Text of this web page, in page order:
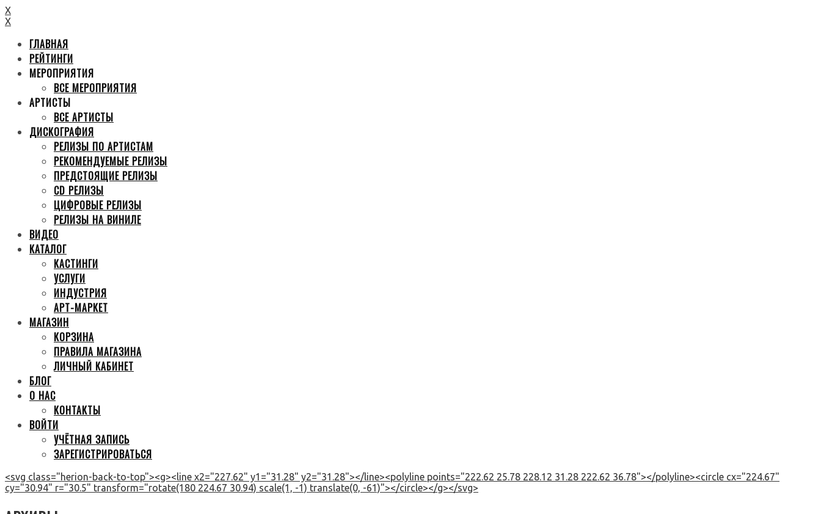
X
X
ГЛАВНАЯ
РЕЙТИНГИ
МЕРОПРИЯТИЯ
ВСЕ МЕРОПРИЯТИЯ
АРТИСТЫ
ВСЕ АРТИСТЫ
ДИСКОГРАФИЯ
РЕЛИЗЫ ПО АРТИСТАМ
РЕКОМЕНДУЕМЫЕ РЕЛИЗЫ
ПРЕДСТОЯЩИЕ РЕЛИЗЫ
CD РЕЛИЗЫ
ЦИФРОВЫЕ РЕЛИЗЫ
РЕЛИЗЫ НА ВИНИЛЕ
ВИДЕО
КАТАЛОГ
КАСТИНГИ
УСЛУГИ
ИНДУСТРИЯ
АРТ-МАРКЕТ
МАГАЗИН
КОРЗИНА
ПРАВИЛА МАГАЗИНА
ЛИЧНЫЙ КАБИНЕТ
БЛОГ
О НАС
КОНТАКТЫ
ВОЙТИ
УЧЁТНАЯ ЗАПИСЬ
ЗАРЕГИСТРИРОВАТЬСЯ
<svg class="herion-back-to-top"><g><line x2="227.62" y1="31.28" y2="31.28"></line><polyline points="222.62 25.78 228.12 31.28 222.62 36.78"></polyline><circle cx="224.67"
cy="30.94" r="30.5" transform="rotate(180 224.67 30.94) scale(1, -1) translate(0, -61)"></circle></g></svg>